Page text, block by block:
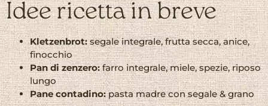
Idee ricetta in breve
Kletzenbrot:segale integrale, frutta secca, anice,
finocchio
Pan di zenzero:farro integrale, miele, spezie, riposo
lungo
Pane contadino:pasta madre con segale & grano